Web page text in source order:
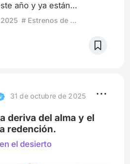
año y ya están
para disfrutar.
comercialmente, sea
de cine, y tienen los
qué se ve
# Estrenos de películas 2025
31 de octubre de 2025
deriva del alma y el
redención.
el desierto